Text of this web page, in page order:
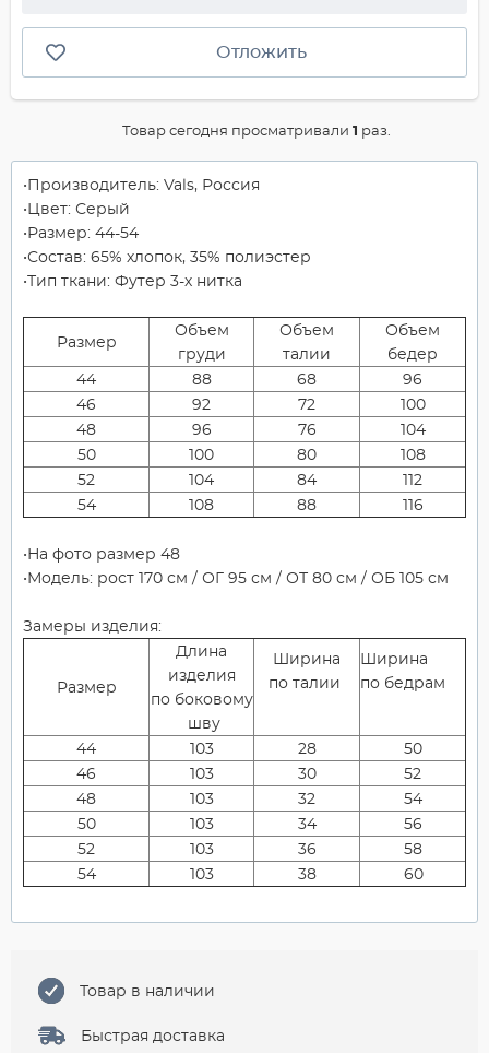
Отложить
Товар сегодня просматривали 1 раз.
Производитель: Vals, Россия
Цвет: Серый
Размер: 44-54
Состав: 65% хлопок, 35% полиэстер
Тип ткани: Футер 3-х нитка
Размер
Объем
груди
Объем
талии
Объем
бедер
44
88 68
96
46
92 72
100
48
96 76
104
50
100 80
108
52
104 84
112
54
108 88 116
На фото размер 48
Модель: рост 170 см / ОГ 95 см / ОТ 80 см / ОБ 105 см
Замеры изделия:
Размер
Длина
изделия
по боковому
шву
Ширина
по талии
Ширина
по бедрам
44 103 28
50
46
103 30
52
48
103 32
54
50
103 34
56
52
103 36
58
54
103 38 60
Товар в наличии
Быстрая доставка